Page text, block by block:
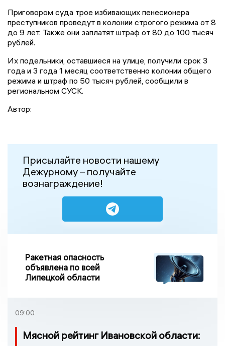
Приговором суда трое избивающих пенесионера
преступников проведут в колонии строгого режима от 8
до 9 лет. Также они заплатят штраф от 80 до 100 тысяч
рублей.
Их подельники, оставшиеся на улице, получили срок 3
года и 3 года 1 месяц соответственно колонии общего
режима и штраф по 50 тысяч рублей, сообщили в
региональном СУСК.
Автор:
Присылайте новости нашему
Дежурному – получайте
вознаграждение!
Ракетная опасность
объявлена по всей
Липецкой области
09:00
Мясной рейтинг Ивановской области: